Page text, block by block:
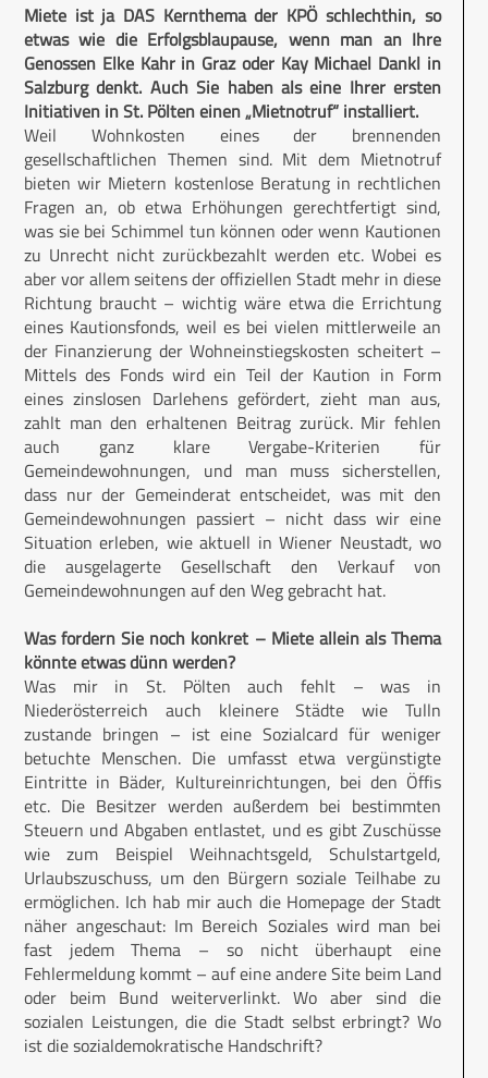
Miete ist ja DAS Kernthema der KPÖ schlechthin, so
etwas wie die Erfolgsblaupause, wenn man an Ihre
Genossen Elke Kahr in Graz oder Kay Michael Dankl in
Salzburg denkt. Auch Sie haben als eine Ihrer ersten
Initiativen in St. Pölten einen „Mietnotruf“ installiert.
Weil Wohnkosten eines der brennenden
gesellschaftlichen Themen sind. Mit dem Mietnotruf
bieten wir Mietern kostenlose Beratung in rechtlichen
Fragen an, ob etwa Erhöhungen gerechtfertigt sind,
was sie bei Schimmel tun können oder wenn Kautionen
zu Unrecht nicht zurückbezahlt werden etc. Wobei es
aber vor allem seitens der offiziellen Stadt mehr in diese
Richtung braucht – wichtig wäre etwa die Errichtung
eines Kautionsfonds, weil es bei vielen mittlerweile an
der Finanzierung der Wohneinstiegskos­ten scheitert –
Mittels des Fonds wird ein Teil der Kaution in Form
eines zinslosen Darlehens gefördert, zieht man aus,
zahlt man den erhaltenen Beitrag zurück. Mir fehlen
auch ganz klare Vergabe-Kriterien für
Gemeindewohnungen, und man muss sicherstellen,
dass nur der Gemeinderat entscheidet, was mit den
Gemeindewohnungen passiert – nicht dass wir eine
Situation erleben, wie aktuell in Wiener Neustadt, wo
die ausgelagerte Gesellschaft den Verkauf von
Gemeindewohnungen auf den Weg gebracht hat.
Was fordern Sie noch konkret – Miete allein als Thema
könnte etwas dünn werden?
Was mir in St. Pölten auch fehlt – was in
Niederösterreich auch kleinere Städte wie Tulln
zustande bringen – ist eine Sozialcard für weniger
betuchte Menschen. Die umfasst etwa vergünstigte
Eintritte in Bäder, Kultureinrichtungen, bei den Öffis
etc. Die Besitzer werden außerdem bei bestimmten
Steuern und Abgaben entlastet, und es gibt Zuschüsse
wie zum Beispiel Weihnachtsgeld, Schulstartgeld,
Urlaubszuschuss, um den Bürgern soziale Teilhabe zu
ermöglichen. Ich hab mir auch die Homepage der Stadt
näher angeschaut: Im Bereich Soziales wird man bei
fast jedem Thema – so nicht überhaupt eine
Fehlermeldung kommt – auf eine andere Site beim Land
oder beim Bund weiterverlinkt. Wo aber sind die
sozialen Leistungen, die die Stadt selbst erbringt? Wo
ist die sozialdemokratische Handschrift?